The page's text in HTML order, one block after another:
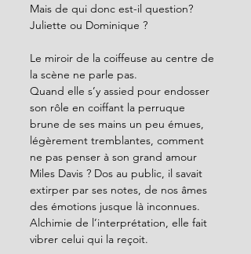
Mais de qui donc est-il question?
Juliette ou Dominique ?
Le miroir de la coiffeuse au centre de
la scène ne parle pas.
Quand elle s’y assied pour endosser
son rôle en coiffant la perruque
brune de ses mains un peu émues,
légèrement tremblantes, comment
ne pas penser à son grand amour
Miles Davis ? Dos au public, il savait
extirper par ses notes, de nos âmes
des émotions jusque là inconnues.
Alchimie de l’interprétation, elle fait
vibrer celui qui la reçoit.